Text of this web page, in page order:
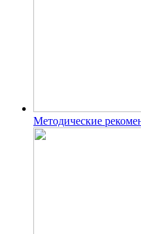
Методические